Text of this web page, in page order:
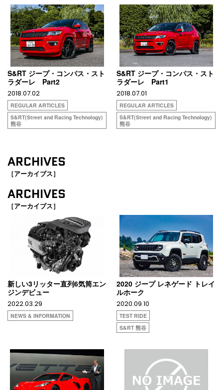
S&RT ジープ・コンパス・スト
ラダーレ Part2
2018.07.02
REGULAR ARTICLES
S&RT(Street and Racing Technology)
熊谷
S&RT ジープ・コンパス・スト
ラダーレ Part1
2018.07.01
REGULAR ARTICLES
S&RT(Street and Racing Technology)
熊谷
ARCHIVES
［アーカイブス］
ARCHIVES
［アーカイブス］
新しい3リッター直列6気筒エン
ジンデビュー
2022.03.29
NEWS & INFORMATION
2020 ジープ レネゲード トレイ
ルホーク
2020.09.10
TEST RIDE
S&RT 熊谷